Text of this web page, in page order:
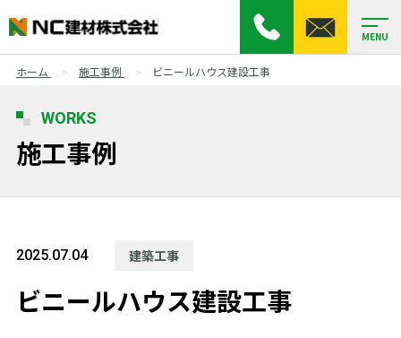
MENU
ホーム 施工事例 ビニールハウス建設工事
WORKS
施工事例
2025.07.04 建築工事
ビニールハウス建設工事